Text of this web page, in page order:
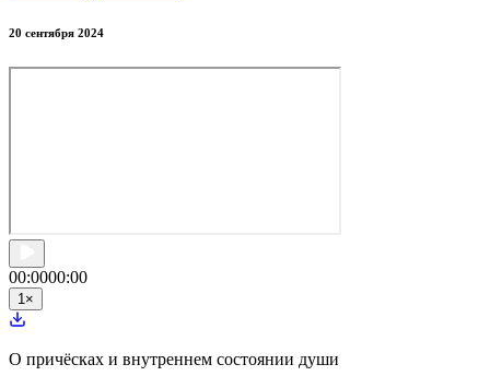
20 сентября 2024
00:0000:00
1 ×
О причёсках и внутреннем состоянии души